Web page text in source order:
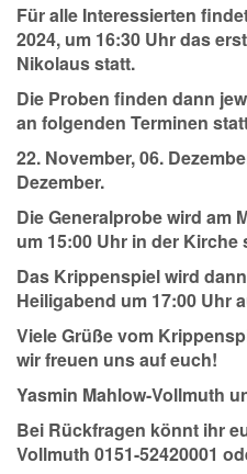
Für alle Interessierten
2024, um 16:30 Uhrdas
Nikolaus statt.
Die Proben finden dann
an folgenden Terminen
22. November, 06.
Dezember.
Die Generalprobe wird am
um 15:00 Uhr in der Kirche
Das Krippenspiel wird
Heiligabend um 17:00 Uhr
Viele Grüße vom
wir freuen uns auf euch!
Yasmin Mahlow-Vollmuth
Bei Rückfragen könnt ihr
Vollmuth 0151-52420001